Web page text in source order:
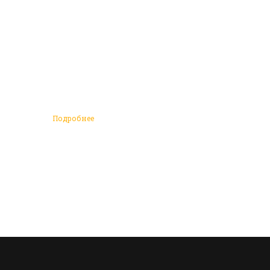
Подробнее